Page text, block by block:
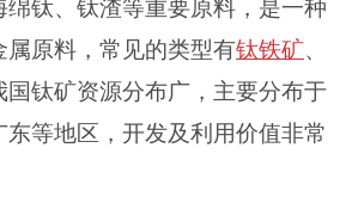
绵钛、钛渣等重要原料，是一种
属原料，常见的类型有钛铁矿、
国钛矿资源分布广，主要分布于
东等地区，开发及利用价值非常